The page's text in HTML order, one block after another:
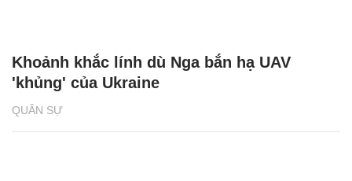
QUÂN SỰ
Khoảnh khắc lính dù Nga bắn hạ UAV
'khủng' của Ukraine